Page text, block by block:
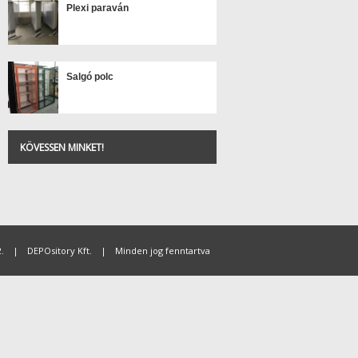
Plexi paraván
Salgó polc
KÖVESSEN MINKET!
| DEPOsitory Kft. | Minden jog fenntartva